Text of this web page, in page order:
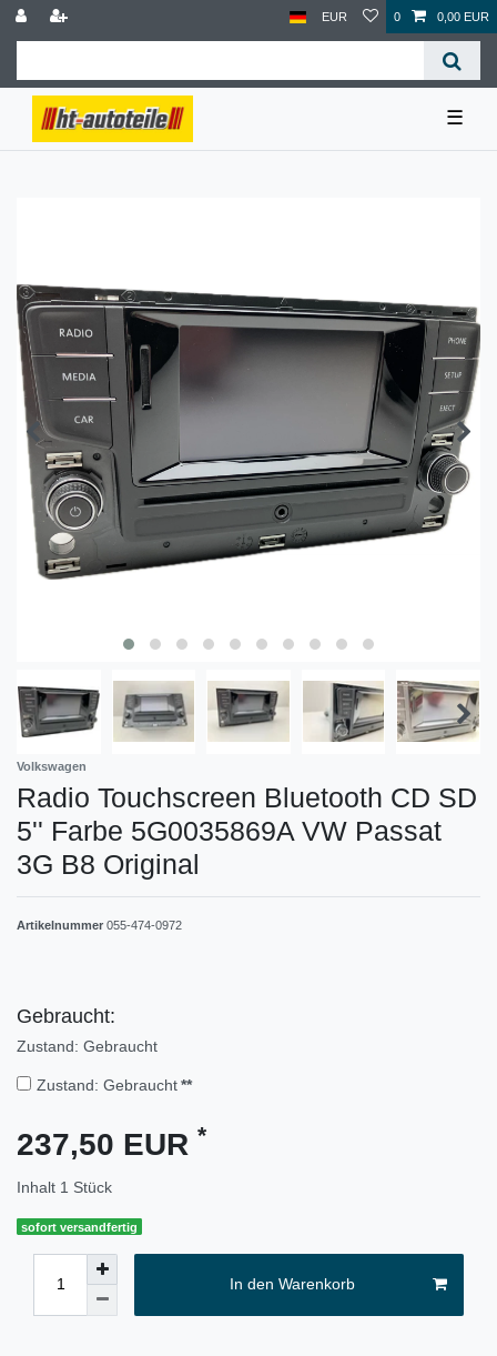
EUR 0 0,00 EUR
☰
Volkswagen
Radio Touchscreen Bluetooth CD SD
5'' Farbe 5G0035869A VW Passat
3G B8 Original
Artikelnummer 055-474-0972
Gebraucht:
Zustand: Gebraucht
Zustand: Gebraucht **
237,50 EUR *
Inhalt 1 Stück
sofort versandfertig
In den Warenkorb